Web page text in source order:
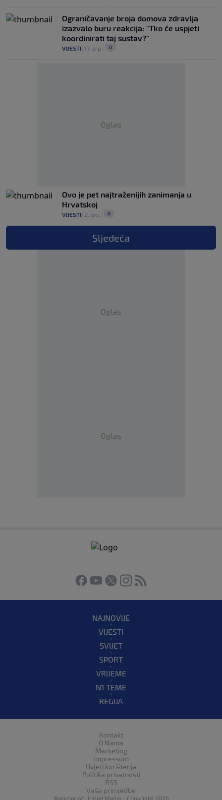
Ograničavanje broja domova zdravlja
izazvalo buru reakcija: "Tko će uspjeti
koordinirati taj sustav?"
VIJESTI 17. srp. 0
Oglas
Ovo je pet najtraženijih zanimanja u
Hrvatskoj
VIJESTI 2. srp. 0
Sljedeća
Oglas
Oglas
NAJNOVIJE
VIJESTI
SVIJET
SPORT
VRIJEME
N1 TEME
REGIJA
Kontakt
O Nama
Marketing
Impressum
Uvjeti korištenja
Politika privatnosti
RSS
Vaše primjedbe
Member of United Media - Copyright 2026